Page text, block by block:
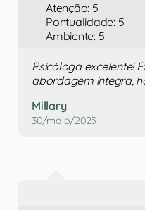
Atenção: 5
Pontualidade: 5
Ambiente: 5
Psicóloga excelente!
abordagem integra,
Millary
30/maio/2025